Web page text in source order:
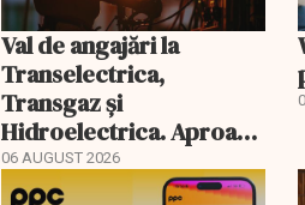
Val de angajări la
Transelectrica,
Transgaz și
Hidroelectrica. Aproape
400 de posturi aprobate
06 AUGUST 2026